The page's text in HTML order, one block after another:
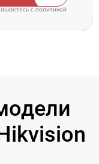
cполитикой